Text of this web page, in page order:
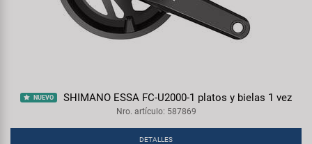
NUEVO SHIMANO ESSA FC-U2000-1 platos y bielas 1 vez
Nro. artículo: 587869
DETALLES